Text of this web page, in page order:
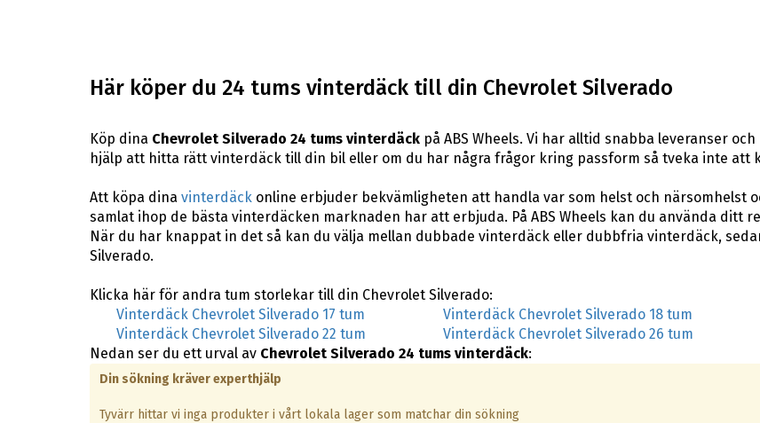
Här köper du 24 tums vinterdäck till din Chevrolet Silverado
Köp dina Chevrolet Silverado 24 tums vinterdäckpå ABS Wheels. Vi har alltid snabba leveranser
hjälp att hitta rätt vinterdäck till din bil eller om du har några frågor kring passform så tveka inte att
Att köpa dina vinterdäckonline erbjuder bekvämligheten att handla var som helst och närsomhelst
samlat ihop de bästa vinterdäcken marknaden har att erbjuda. På ABS Wheels kan du använda
När du har knappat in det så kan du välja mellan dubbade vinterdäck eller dubbfria vinterdäck,
Silverado.
Klicka här för andra tum storlekar till din Chevrolet Silverado:
Vinterdäck Chevrolet Silverado 17 tum
Vinterdäck Chevrolet Silverado 18 tum
Vinterdäck Chevrolet Silverado 22 tum
Vinterdäck Chevrolet Silverado 26 tum
Nedan ser du ett urval av Chevrolet Silverado 24 tums vinterdäck:
Din sökning kräver experthjälp
Tyvärr hittar vi inga produkter i vårt lokala lager som matchar din sökning